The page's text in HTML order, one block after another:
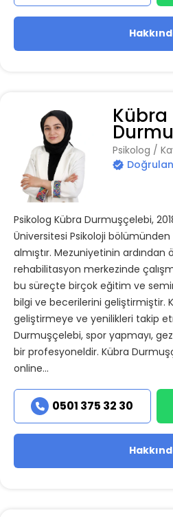
Kübra
Psikolog /
Psikolog Kübra Durmuşçelebi,
Üniversitesi Psikoloji bölümünden
almıştır. Mezuniyetinin ardından
rehabilitasyon merkezinde
bu süreçte birçok eğitim ve
bilgi ve becerilerini geliştirmiştir.
geliştirmeye ve yenilikleri takip
Durmuşçelebi, spor yapmayı,
bir profesyoneldir. Kübra
online...
0501 375 32 30